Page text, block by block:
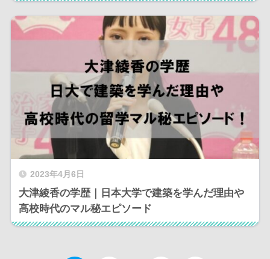
2023年4月6日
大津綾香の学歴｜日本大学で建築を学んだ理由や
高校時代のマル秘エピソード